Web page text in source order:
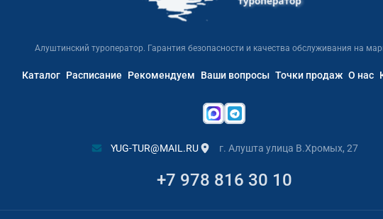
Алуштинский туроператор. Гарантия безопасности и качества обслуживания на
Каталог Расписание Рекомендуем Ваши вопросы Точки продаж О нас
YUG-TUR@MAIL.RU г. Алушта улица В.Хромых, 27
+7 978 816 30 10